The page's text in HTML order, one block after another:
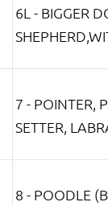
6L - BIGGER
7 - POINTER,
SETTER,
8 - POODLE